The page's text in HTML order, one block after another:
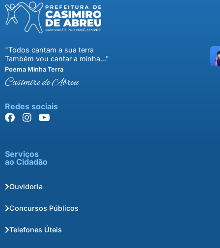
"Todos cantam a sua terra
Também vou cantar a minha..."
Poema Minha Terra
Casimiro de Abreu
Redes sociais
Serviços
ao Cidadão
Ouvidoria
Concursos Públicos
Telefones Úteis